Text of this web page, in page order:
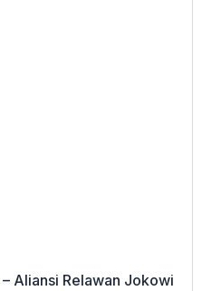
– Aliansi Relawan Jokowi